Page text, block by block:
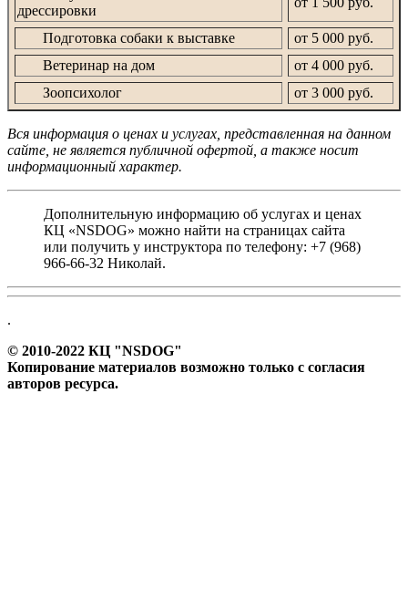
дрессировки
Подготовка собаки к выставке
от 5 000 руб.
Ветеринар на дом
от 4 000 руб.
Зоопсихолог
от 3 000 руб.
Вся информация о ценах и услугах, представленная на данном
сайте, не является публичной офертой, а также носит
информационный характер.
Дополнительную информацию об услугах и ценах
КЦ «NSDOG» можно найти на страницах сайта
или получить у инструктора по телефону: +7 (968)
966-66-32 Николай.
.
© 2010-2022 КЦ "NSDOG"
Копирование материалов возможно только с согласия
авторов ресурса.